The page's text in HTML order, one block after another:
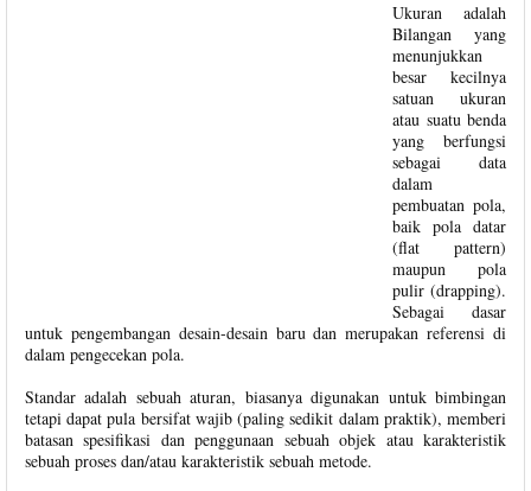
Ukuran adalah
Bilangan yang
menunjukkan
besar kecilnya
satuan ukuran
atau suatu benda
yang berfungsi
sebagai data
dalam
pembuatan pola,
baik pola datar
(flat pattern)
maupun pola
pulir (drapping).
Sebagai dasar
untuk pengembangan desain-desain baru dan merupakan referensi di
dalam pengecekan pola.
Standar adalah sebuah aturan, biasanya digunakan untuk bimbingan
tetapi dapat pula bersifat wajib (paling sedikit dalam praktik), memberi
batasan spesifikasi dan penggunaan sebuah objek atau karakteristik
sebuah proses dan/atau karakteristik sebuah metode.